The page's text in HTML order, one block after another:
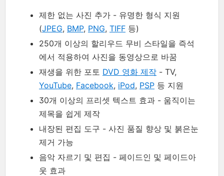
제한 없는 사진 추가 - 유명한 형식 지원
(JPEG, BMP, PNG, TIFF 등)
250개 이상의 할리우드 무비 스타일을 즉석
에서 적용하여 사진을 동영상으로 바꿈
재생을 위한 포토 DVD 영화 제작 - TV,
YouTube, Facebook, iPod, PSP 등 지원
30개 이상의 프리셋 텍스트 효과 - 움직이는
제목을 쉽게 제작
내장된 편집 도구 - 사진 품질 향상 및 붉은눈
제거 가능
음악 자르기 및 편집 - 페이드인 및 페이드아
웃 효과